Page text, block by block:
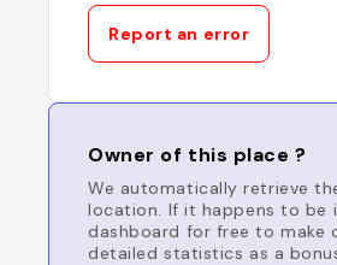
Report an error
Owner of this place ?
We automatically retrieve
location. If it happens to be
dashboard for free to make
detailed statistics as a